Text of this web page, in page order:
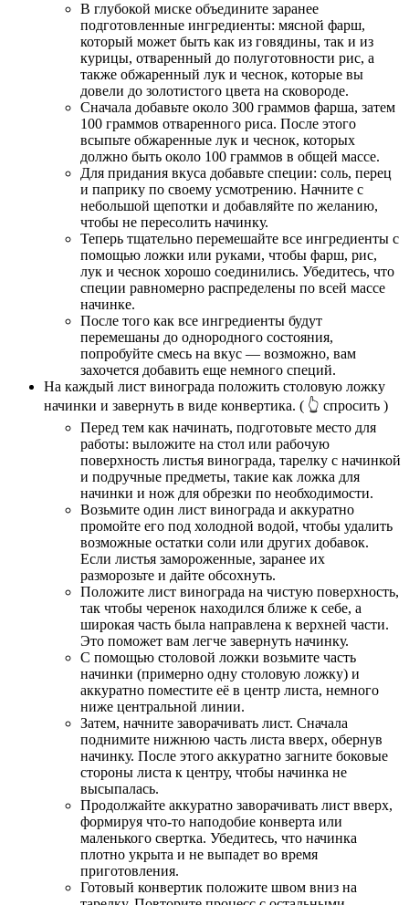
В глубокой миске объедините заранее
подготовленные ингредиенты: мясной фарш,
который может быть как из говядины, так и из
курицы, отваренный до полуготовности рис, а
также обжаренный лук и чеснок, которые вы
довели до золотистого цвета на сковороде.
Сначала добавьте около 300 граммов фарша, затем
100 граммов отваренного риса. После этого
всыпьте обжаренные лук и чеснок, которых
должно быть около 100 граммов в общей массе.
Для придания вкуса добавьте специи: соль, перец
и паприку по своему усмотрению. Начните с
небольшой щепотки и добавляйте по желанию,
чтобы не пересолить начинку.
Теперь тщательно перемешайте все ингредиенты с
помощью ложки или руками, чтобы фарш, рис,
лук и чеснок хорошо соединились. Убедитесь, что
специи равномерно распределены по всей массе
начинке.
После того как все ингредиенты будут
перемешаны до однородного состояния,
попробуйте смесь на вкус — возможно, вам
захочется добавить еще немного специй.
На каждый лист винограда положить столовую ложку
начинки и завернуть в виде конвертика. ( 👆 спросить )
Перед тем как начинать, подготовьте место для
работы: выложите на стол или рабочую
поверхность листья винограда, тарелку с начинкой
и подручные предметы, такие как ложка для
начинки и нож для обрезки по необходимости.
Возьмите один лист винограда и аккуратно
промойте его под холодной водой, чтобы удалить
возможные остатки соли или других добавок.
Если листья замороженные, заранее их
разморозьте и дайте обсохнуть.
Положите лист винограда на чистую поверхность,
так чтобы черенок находился ближе к себе, а
широкая часть была направлена к верхней части.
Это поможет вам легче завернуть начинку.
С помощью столовой ложки возьмите часть
начинки (примерно одну столовую ложку) и
аккуратно поместите её в центр листа, немного
ниже центральной линии.
Затем, начните заворачивать лист. Сначала
поднимите нижнюю часть листа вверх, обернув
начинку. После этого аккуратно загните боковые
стороны листа к центру, чтобы начинка не
высыпалась.
Продолжайте аккуратно заворачивать лист вверх,
формируя что-то наподобие конверта или
маленького свертка. Убедитесь, что начинка
плотно укрыта и не выпадет во время
приготовления.
Готовый конвертик положите швом вниз на